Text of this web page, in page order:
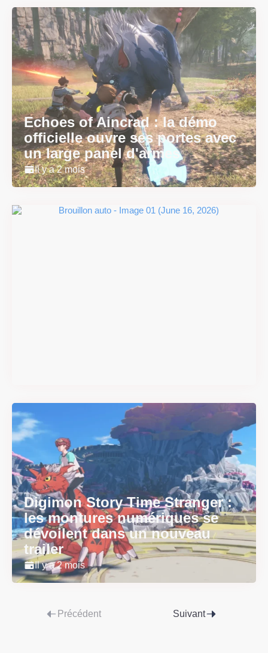
Echoes of Aincrad : la démo
officielle ouvre ses portes avec
un large panel d'armes
Il y a 2 mois
Digimon Story Time Stranger :
les montures numériques se
dévoilent dans un nouveau
trailer
Il y a 2 mois
Précédent Suivant